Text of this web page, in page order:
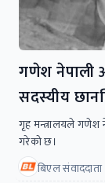
गणेश नेपाली
सदस्यीय
गृह मन्त्रालयले गणेश
गरेको छ।
बिएल